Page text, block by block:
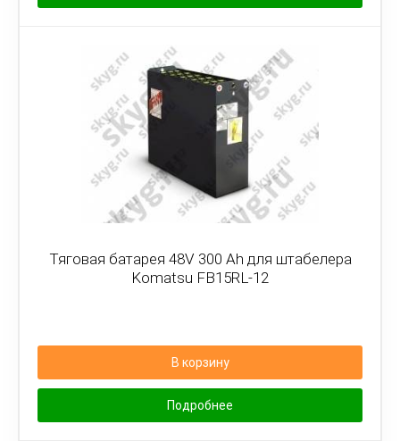
Тяговая батарея 48V 300 Ah для штабелера
Komatsu FB15RL-12
В корзину
Подробнее